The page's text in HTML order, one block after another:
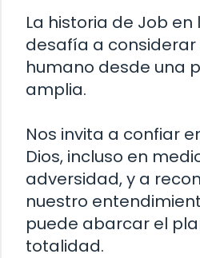
La historia de Job en
desafía a considerar
humano desde una
amplia.
Nos invita a confiar
Dios, incluso en
adversidad, y a
nuestro
puede abarcar el
totalidad.